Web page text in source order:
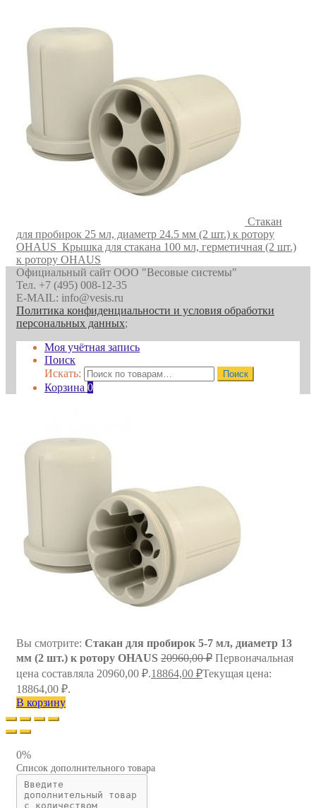
Стакан
для пробирок 25 мл, диаметр 24.5 мм (2 шт.) к ротору
OHAUS Крышка для стакана 100 мл, герметичная (2 шт.)
к ротору OHAUS
Официальный сайт ООО "Весовые системы"
Тел. +7 (495) 008-12-35
E-MAIL: info@vesis.ru
Политика конфиденциальности и условия обработки
персональных данных;
Моя учётная запись
Поиск
Искать:
Поиск
Корзина 0
Вы смотрите: Стакан для пробирок 5-7 мл, диаметр 13
мм (2 шт.) к ротору OHAUS 20960,00₽ Первоначальная
цена составляла 20960,00 ₽.18864,00 ₽Текущая цена:
18864,00 ₽.
В корзину
0%
Список дополнительного товара